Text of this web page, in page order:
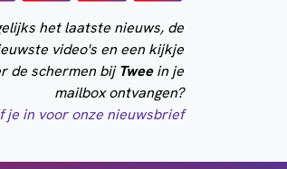
het laatste nieuws, de
video's en een kijkje
de schermen bijTweein je
mailbox ontvangen?
je in voor onze nieuwsbrief